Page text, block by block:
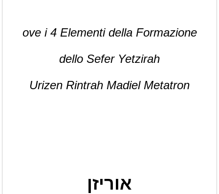
ove i 4 Elementi della Formazione
dello Sefer Yetzirah
Urizen Rintrah Madiel Metatron
אוריזן